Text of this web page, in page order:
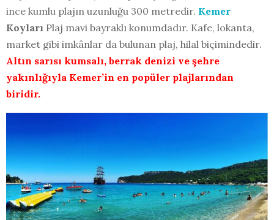
ince kumlu plajın uzunluğu 300 metredir. Kemer
Koyları Plaj mavi bayraklı konumdadır. Kafe, lokanta,
market gibi imkânlar da bulunan plaj, hilal biçimindedir.
Altın sarısı kumsalı, berrak denizi ve şehre
yakınlığıyla Kemer’in en popüler plajlarından
biridir.